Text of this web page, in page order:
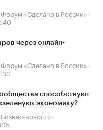
«Сделано в России» ·
через онлайн-
«Сделано в России» ·
способствуют
экономику?
новость ·